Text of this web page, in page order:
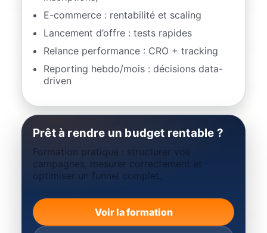
E-commerce : rentabilité et scaling
Lancement d’offre : tests rapides
Relance performance : CRO + tracking
Reporting hebdo/mois : décisions data-
driven
Prêt à rendre un budget rentable ?
Formation pratique : structurer vos
campagnes, mesurer correctement et
optimiser un funnel complet.
Voir la formation